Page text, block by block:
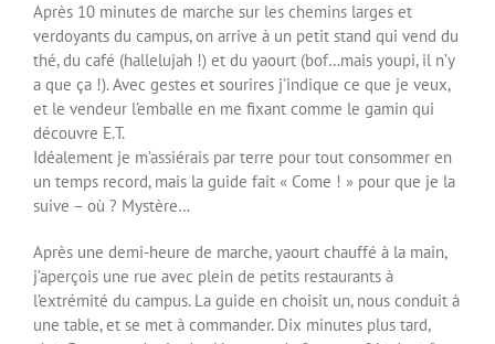
Après 10 minutes de marche sur les chemins larges et
verdoyants du campus, on arrive à un petit stand qui vend du
thé, du café (hallelujah !) et du yaourt (bof…mais youpi, il n’y
a que ça !). Avec gestes et sourires j’indique ce que je veux,
et le vendeur l’emballe en me fixant comme le gamin qui
découvre E.T.
Idéalement je m’assiérais par terre pour tout consommer en
un temps record, mais la guide fait « Come ! » pour que je la
suive – où ? Mystère…
Après une demi-heure de marche, yaourt chauffé à la main,
j’aperçois une rue avec plein de petits restaurants à
l’extrémité du campus. La guide en choisit un, nous conduit à
une table, et se met à commander. Dix minutes plus tard,